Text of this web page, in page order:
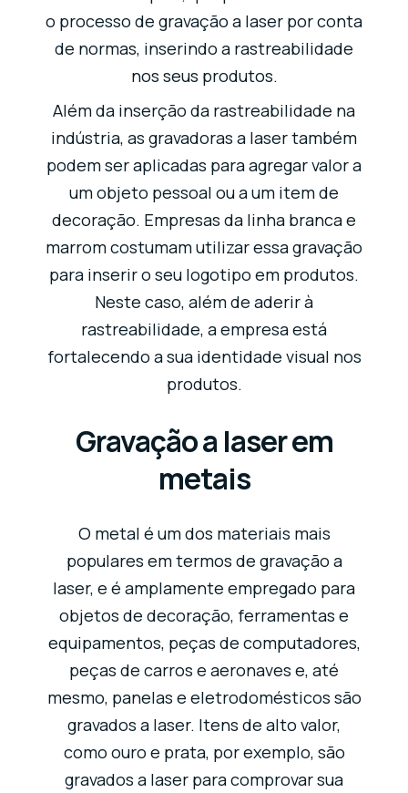
o processo de gravação a laser por conta
de normas, inserindo a rastreabilidade
nos seus produtos.
Além da inserção da rastreabilidade na
indústria, as gravadoras a laser também
podem ser aplicadas para agregar valor a
um objeto pessoal ou a um item de
decoração. Empresas da linha branca e
marrom costumam utilizar essa gravação
para inserir o seu logotipo em produtos.
Neste caso, além de aderir à
rastreabilidade, a empresa está
fortalecendo a sua identidade visual nos
produtos.
Gravação a laser em
metais
O metal é um dos materiais mais
populares em termos de gravação a
laser, e é amplamente empregado para
objetos de decoração, ferramentas e
equipamentos, peças de computadores,
peças de carros e aeronaves e, até
mesmo, panelas e eletrodomésticos são
gravados a laser. Itens de alto valor,
como ouro e prata, por exemplo, são
gravados a laser para comprovar sua